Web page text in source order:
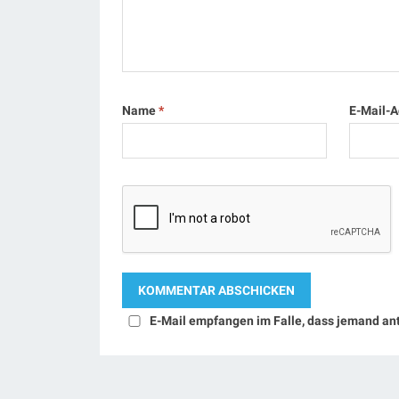
Name* E-Mail-
E-Mail empfangen im Falle, dass jemand